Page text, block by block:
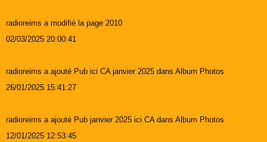
radioreims a modifié la page 2010
02/03/2025 20:00:41
radioreims a ajouté Pub ici CA janvier 2025 dans Album Photos
26/01/2025 15:41:27
radioreims a ajouté Pub janvier 2025 ici CA dans Album Photos
12/01/2025 12:53:45